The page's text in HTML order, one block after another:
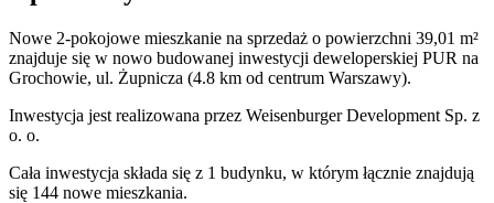
Nowe 2-pokojowe mieszkanie na sprzedaż o powierzchni 39,01 m²
znajduje się w nowo budowanej inwestycji deweloperskiej PUR na
Grochowie, ul. Żupnicza (4.8 km od centrum Warszawy).
Inwestycja jest realizowana przez Weisenburger Development Sp. z
o. o.
Cała inwestycja składa się z 1 budynku, w którym łącznie znajdują
się 144 nowe mieszkania.